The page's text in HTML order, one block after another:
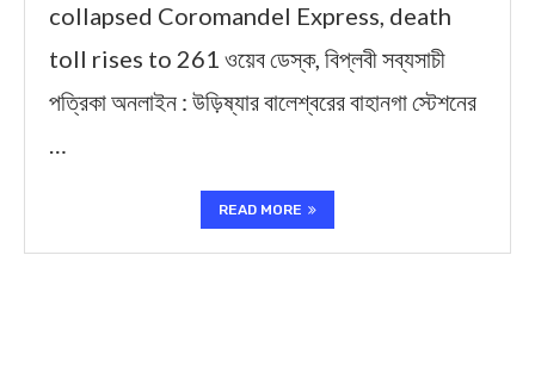
collapsed Coromandel Express, death
toll rises to 261 ওয়েব ডেস্ক, বিপ্লবী সব্যসাচী
পত্রিকা অনলাইন : উড়িষ্যার বালেশ্বরের বাহানগা স্টেশনের
…
READ MORE